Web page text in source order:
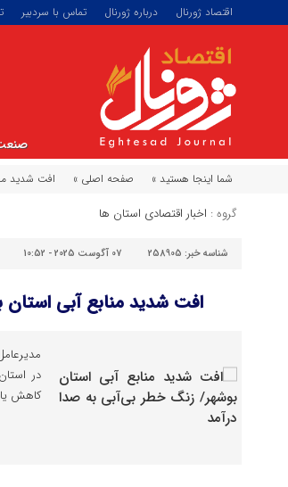
اقتصاد ژورنال درباره ژورنال تماس با سردبیر
شما اینجا هستید » صفحه اصلی » ‌‌افت شدید
گروه : اخبار اقتصادی استان ها
شناسه خبر: 258905 07 آگوست 2025 - 10:52
‌‌افت شدید منابع آبی
کاهش